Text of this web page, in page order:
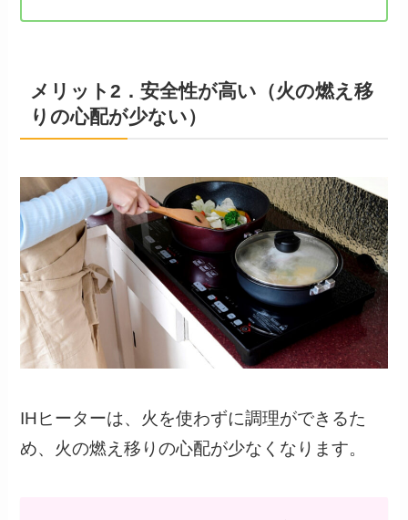
メリット2．安全性が高い（火の燃え移
りの心配が少ない）
IHヒーターは、火を使わずに調理ができるた
め、火の燃え移りの心配が少なくなります。